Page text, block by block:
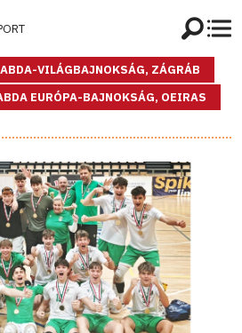
VILÁGBAJNOKSÁG, ZÁGRÁB
EURÓPA-BAJNOKSÁG, OEIRAS